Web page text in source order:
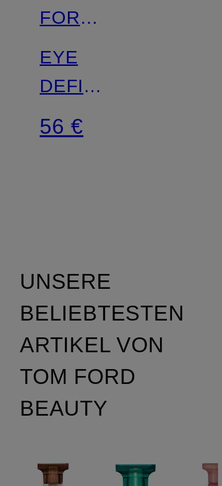
FORD
BEAUTY
EYE
DEFINING
PEN
56 €
UNSERE
BELIEBTESTEN
ARTIKEL VON
TOM FORD
BEAUTY